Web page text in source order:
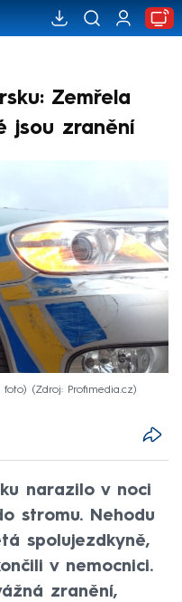
Zemřela
jsou zranění
foto) Zdroj: Profimedia.cz
narazilo v noci
stromu. Nehodu
spolujezdkyně,
v nemocnici.
zranění,